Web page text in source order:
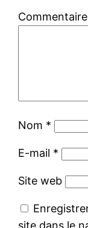
Commentaire
Nom *
E-mail *
Site web
site dans le